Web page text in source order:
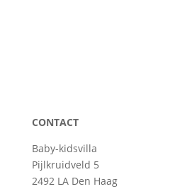
CONTACT
Baby-kidsvilla
Pijlkruidveld 5
2492 LA Den Haag